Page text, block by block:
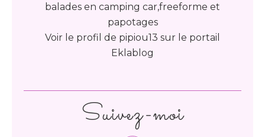
balades en camping car,freeforme et
papotages
Voir le profil de pipiou13 sur le portail
Eklablog
Suivez-moi